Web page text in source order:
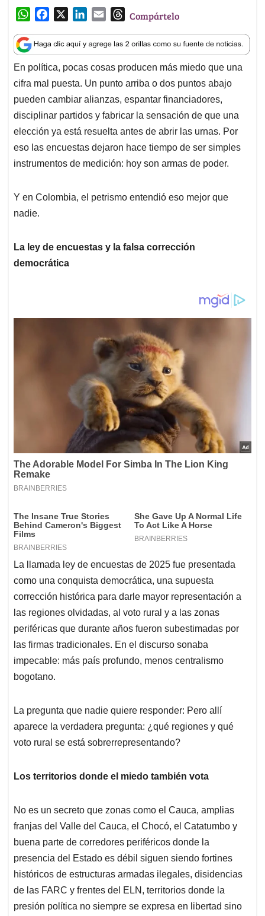
W
a
t
s
A
p
p
c
e
b
o
o
k
n
k
e
d
I
n
a
i
l
T
r
e
a
d
s
Compártelo
En política, pocas cosas producen más miedo que una
cifra mal puesta. Un punto arriba o dos puntos abajo
pueden cambiar alianzas, espantar financiadores,
disciplinar partidos y fabricar la sensación de que una
elección ya está resuelta antes de abrir las urnas. Por
eso las encuestas dejaron hace tiempo de ser simples
instrumentos de medición: hoy son armas de poder.
Y en Colombia, el petrismo entendió eso mejor que
nadie.
La ley de encuestas y la falsa corrección
democrática
La llamada ley de encuestas de 2025 fue presentada
como una conquista democrática, una supuesta
corrección histórica para darle mayor representación a
las regiones olvidadas, al voto rural y a las zonas
periféricas que durante años fueron subestimadas por
las firmas tradicionales. En el discurso sonaba
impecable: más país profundo, menos centralismo
bogotano.
La pregunta que nadie quiere responder: Pero allí
aparece la verdadera pregunta: ¿qué regiones y qué
voto rural se está sobrerrepresentando?
Los territorios donde el miedo también vota
No es un secreto que zonas como el Cauca, amplias
franjas del Valle del Cauca, el Chocó, el Catatumbo y
buena parte de corredores periféricos donde la
presencia del Estado es débil siguen siendo fortines
históricos de estructuras armadas ilegales, disidencias
de las FARC y frentes del ELN, territorios donde la
presión política no siempre se expresa en libertad sino